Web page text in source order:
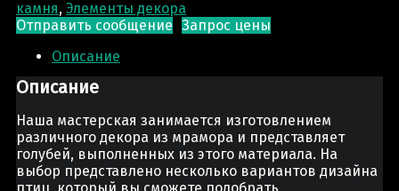
камня, Элементы декора
Отправить сообщение Запрос цены
Описание
Описание
Наша мастерская занимается изготовлением
различного декора из мрамора и представляет
голубей, выполненных из этого материала. На
выбор представлено несколько вариантов дизайна
птиц, который вы сможете подобрать